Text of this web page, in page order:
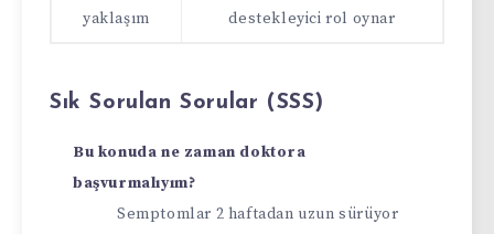
yaklaşım
destekleyici rol oynar
Sık Sorulan Sorular (SSS)
Bu konuda ne zaman doktora
başvurmalıyım?
Semptomlar 2 haftadan uzun sürüyor